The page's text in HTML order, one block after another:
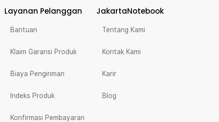
Layanan Pelanggan
Bantuan
Klaim Garansi Produk
Biaya Pengiriman
Indeks Produk
Konfirmasi Pembayaran
JakartaNotebook
Tentang Kami
Kontak Kami
Karir
Blog